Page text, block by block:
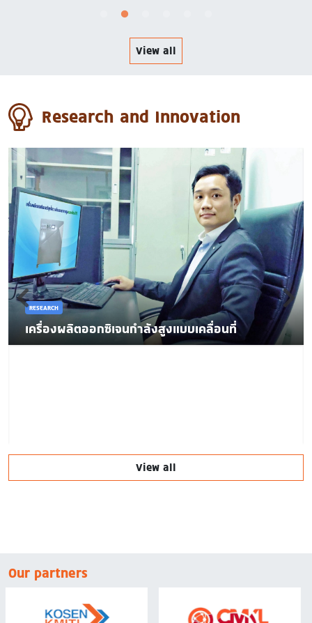
View all
Research and Innovation
RESEARCH
เครื่องผลิตออกซิเจนกำลังสูงแบบเคลื่อนที่
View all
Our partners